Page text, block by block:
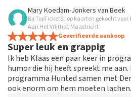
Beoordeling van Anoniem over
Prima
Mary Koedam-Jonkers van Beek
Bij TopTicketShop kaarten gekocht
Aan Het Vrijthof, Maastricht
Geverifieerde aankoop
Super leuk en grappig
Ik heb Klaas een paar keer in
humor die hij heeft spreekt me
programma Hunted samen met
ook enorm om hem moeten lachen.